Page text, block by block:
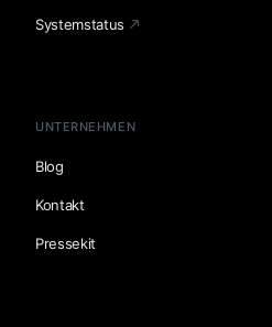
Systemstatus
UNTERNEHMEN
Blog
Kontakt
Pressekit